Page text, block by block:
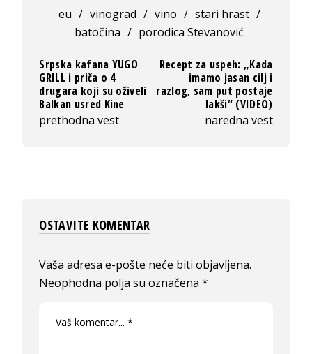
eu / vinograd / vino / stari hrast /
batočina / porodica Stevanović
Srpska kafana YUGO
GRILL i priča o 4
drugara koji su oživeli
Balkan usred Kine
prethodna vest
Recept za uspeh: „Kada
imamo jasan cilj i
razlog, sam put postaje
lakši“ (VIDEO)
naredna vest
OSTAVITE KOMENTAR
Vaša adresa e-pošte neće biti objavljena.
Neophodna polja su označena*